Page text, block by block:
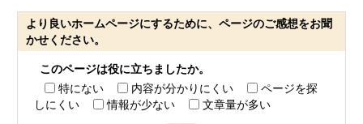
より良いホームページにするために、ページのご感想をお聞
かせください。
このページは役に立ちましたか。
特にない
内容が分かりにくい
ページを探
しにくい
情報が少ない 文章量が多い